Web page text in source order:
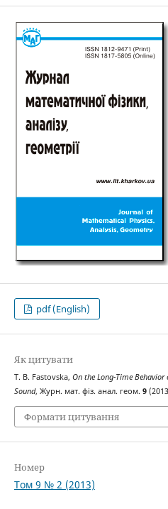
pdf (English)
Як цитувати
T. B. Fastovska, On the Long-Time
Sound, Журн. мат. фіз. анал. геом. 9
Формати цитування
Номер
Том 9 № 2 (2013)